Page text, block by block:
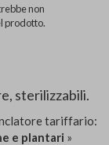
non
prodotto.
sterilizzabili.
tariffario:
e plantari »